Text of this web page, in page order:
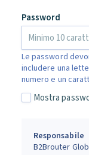
Password
Le password
includere una
numero e un
Mostra
Responsabile
B2Brouter